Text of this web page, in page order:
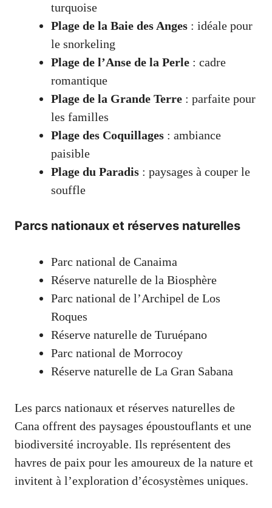
turquoise
Plage de la Baie des Anges : idéale pour
le snorkeling
Plage de l’Anse de la Perle : cadre
romantique
Plage de la Grande Terre : parfaite pour
les familles
Plage des Coquillages : ambiance
paisible
Plage du Paradis : paysages à couper le
souffle
Parcs nationaux et réserves naturelles
Parc national de Canaima
Réserve naturelle de la Biosphère
Parc national de l’Archipel de Los
Roques
Réserve naturelle de Turuépano
Parc national de Morrocoy
Réserve naturelle de La Gran Sabana
Les parcs nationaux et réserves naturelles de
Cana offrent des paysages époustouflants et une
biodiversité incroyable. Ils représentent des
havres de paix pour les amoureux de la nature et
invitent à l’exploration d’écosystèmes uniques.